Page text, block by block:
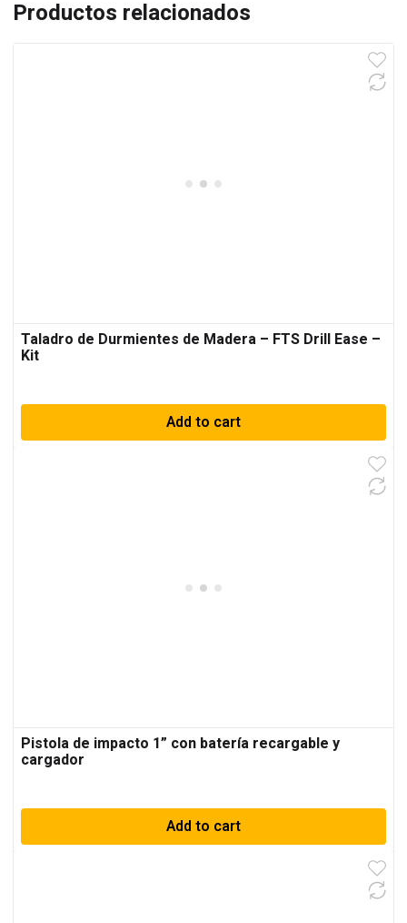
Productos relacionados
Taladro de Durmientes de Madera – FTS Drill Ease –
Kit
Add to cart
Pistola de impacto 1” con batería recargable y
cargador
Add to cart